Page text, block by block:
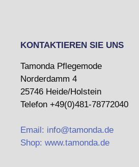
KONTAKTIEREN SIE UNS
Tamonda Pflegemode
Norderdamm 4
25746 Heide/Holstein
Telefon +49(0)481-78772040
Email: info@tamonda.de
Shop: www.tamonda.de